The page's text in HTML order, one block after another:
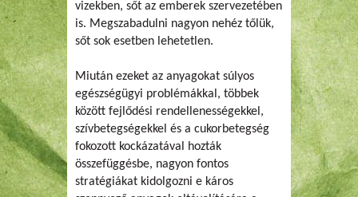
vizekben, sőt az emberek szervezetében
is. Megszabadulni nagyon nehéz tőlük,
sőt sok esetben lehetetlen.
Miután ezeket az anyagokat súlyos
egészségügyi problémákkal, többek
között fejlődési rendellenességekkel,
szívbetegségekkel és a cukorbetegség
fokozott kockázatával hozták
összefüggésbe, nagyon fontos
stratégiákat kidolgozni e káros